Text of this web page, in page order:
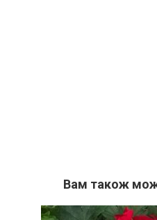
Вам також